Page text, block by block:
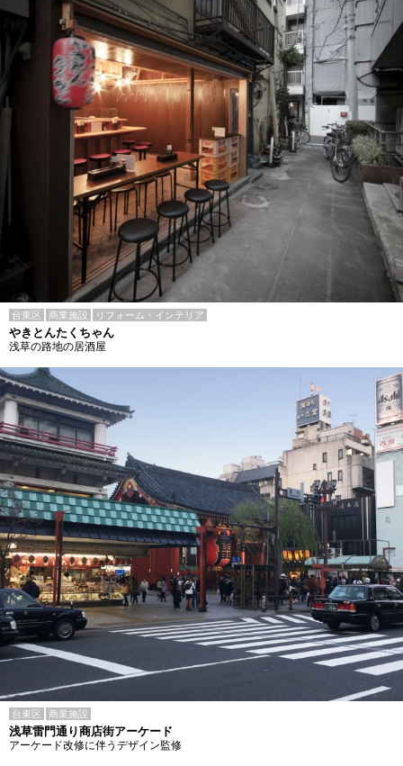
台東区 商業施設 リフォーム・インテリア
やきとんたくちゃん
浅草の路地の居酒屋
台東区 商業施設
浅草雷門通り商店街アーケード
アーケード改修に伴うデザイン監修